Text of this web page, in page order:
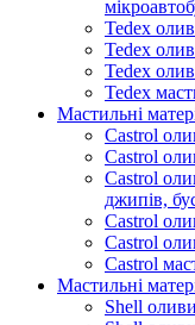
Tedex
Tedex
Tedex
Tedex
Мастильні
Castrol
Castrol
Castrol
джипів,
Castrol
Castrol
Castrol
Мастильні
Shell